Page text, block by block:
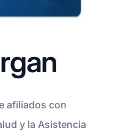
afiliados con
y la Asistencia